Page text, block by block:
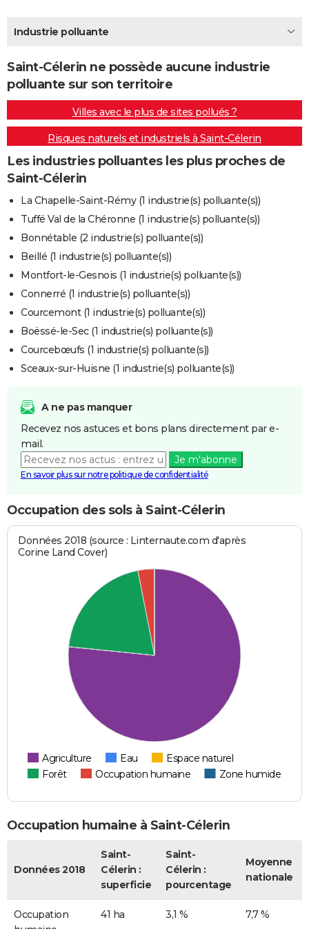
BONS PLANS
CARTE DE VOEUX
Carte de Noël
Carte Bonne année
Carte Saint-Valentin
Carte Pâques
Carte d'anniversaire
DICTIONNAIRE
Dictionnaire
Biographies
Citations
Expressions
Proverbes
PROGRAMME TV
COPAINS D'AVANT
Se connecter
Entreprises
Service militaire
Avis de recherche
AVIS DE DÉCÈS
FORUM
Bricolage
Industrie polluante
Saint-Célerin ne possède aucune industrie
polluante sur son territoire
Villes avec le plus de sites pollués ?
Risques naturels et industriels à Saint-Célerin
Les industries polluantes les plus proches de
Saint-Célerin
La Chapelle-Saint-Rémy (1 industrie(s) polluante(s))
Tuffé Val de la Chéronne (1 industrie(s) polluante(s))
Bonnétable (2 industrie(s) polluante(s))
Beillé (1 industrie(s) polluante(s))
Montfort-le-Gesnois (1 industrie(s) polluante(s))
Connerré (1 industrie(s) polluante(s))
Courcemont (1 industrie(s) polluante(s))
Boëssé-le-Sec (1 industrie(s) polluante(s))
Courcebœufs (1 industrie(s) polluante(s))
Sceaux-sur-Huisne (1 industrie(s) polluante(s))
A ne pas manquer
Recevez nos astuces et bons plans directement par e-
mail.
Je m'abonne
En savoir plus sur notre politique de confidentialité
Occupation des sols à Saint-Célerin
Données 2018 (source : Linternaute.com d'après
Corine Land Cover)
Agriculture Eau
Espace naturel
Forêt
Occupation humaine Zone humide
Occupation humaine à Saint-Célerin
Données 2018
Saint-
Célerin :
superficie
Saint-
Célerin :
pourcentage
Moyenne
nationale
Occupation
41 ha 3,1 % 7,7 %